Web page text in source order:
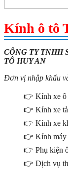
Kính ô tô
CÔNG TY TNHH
TÔ HUY AN
Đơn vị nhập khẩu
👉 Kính xe ô
👉 Kính xe
👉 Kính xe
👉 Kính máy
👉 Phụ kiện
👉 Dịch vụ